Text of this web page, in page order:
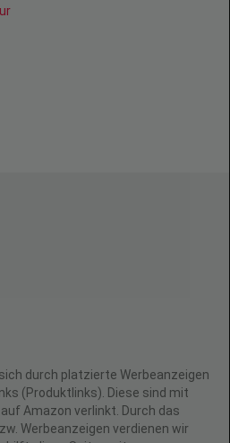
durch platzierte Werbeanzeigen
(Produktlinks). Diese sind mit
Amazon verlinkt. Durch das
Werbeanzeigen verdienen wir